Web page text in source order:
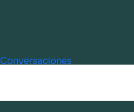
Conversaciones